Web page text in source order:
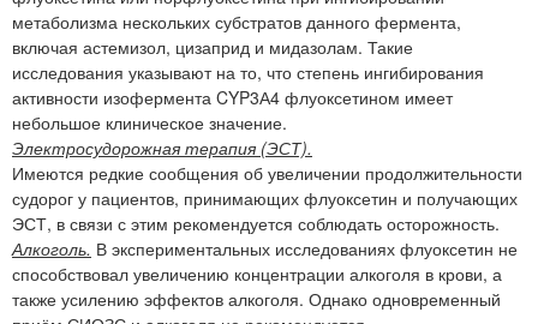
метаболизма нескольких субстратов данного фермента,
включая астемизол, цизаприд и мидазолам. Такие
исследования указывают на то, что степень ингибирования
активности изофермента CYP3А4 флуоксетином имеет
небольшое клиническое значение.
Электросудорожная терапия (ЭСТ).
Имеются редкие сообщения об увеличении продолжительности
судорог у пациентов, принимающих флуоксетин и получающих
ЭСТ, в связи с этим рекомендуется соблюдать осторожность.
Алкоголь. В экспериментальных исследованиях флуоксетин не
способствовал увеличению концентрации алкоголя в крови, а
также усилению эффектов алкоголя. Однако одновременный